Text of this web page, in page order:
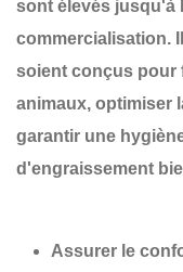
sont élevés jusqu'à
commercialisation.
soient conçus pour
animaux, optimiser
garantir une
d'engraissement
Assurer le